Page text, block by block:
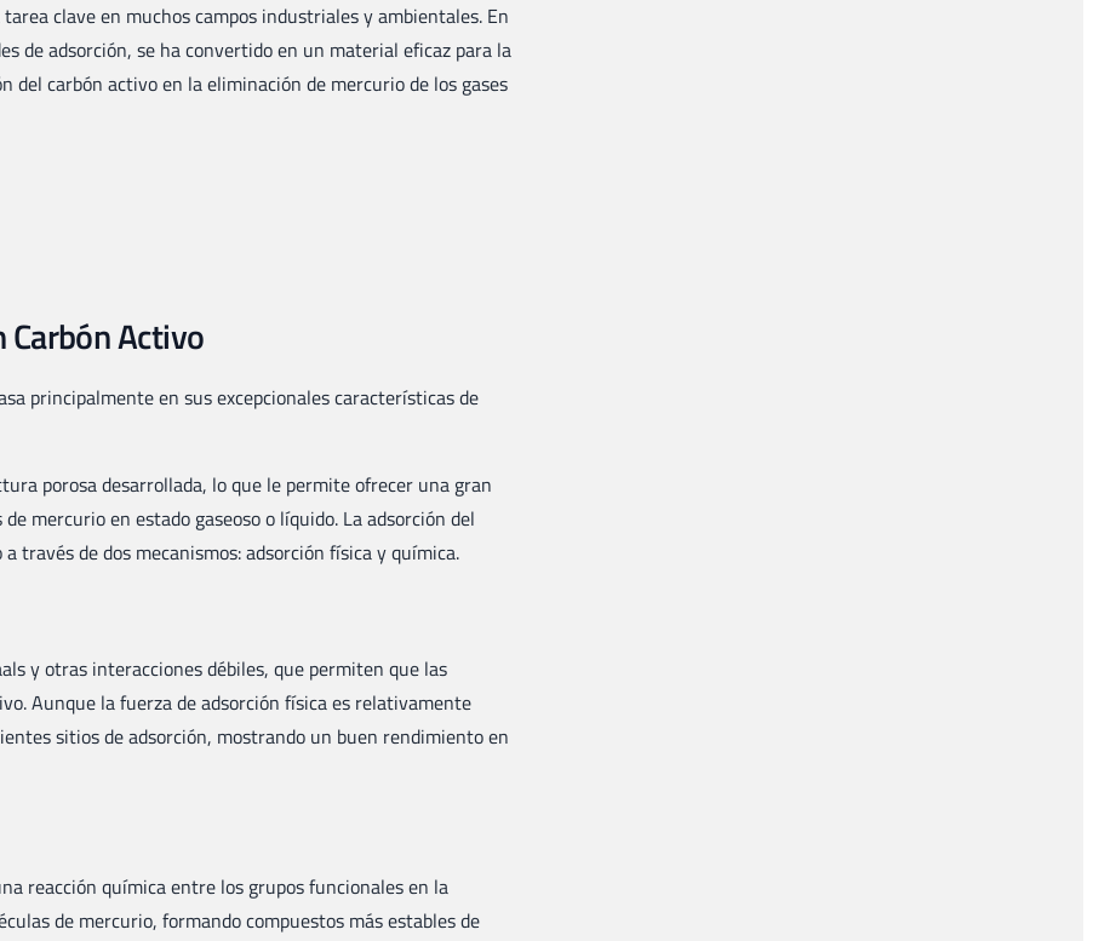
clave en muchos campos industriales y ambientales. En
de adsorción, se ha convertido en un material eficaz para la
carbón activo en la eliminación de mercurio de los gases
Activo
principalmente en sus excepcionales características de
porosa desarrollada, lo que le permite ofrecer una gran
mercurio en estado gaseoso o líquido. La adsorción del
través de dos mecanismos: adsorción física y química.
y otras interacciones débiles, que permiten que las
Aunque la fuerza de adsorción física es relativamente
sitios de adsorción, mostrando un buen rendimiento en
reacción química entre los grupos funcionales en la
de mercurio, formando compuestos más estables de